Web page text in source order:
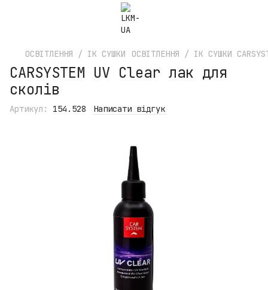
ОСВІТЛЕННЯ / ІК СУШКИ ОСВІТЛЕННЯ / ІК СУШКИ
CARSYSTEM UV Clear лак для
сколів
Артикул: 154.528 Написати відгук